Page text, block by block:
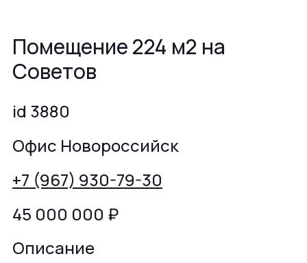
Помещение 224 м2 на
Советов
id 3880
Офис Новороссийск
+7 (967) 930-79-30
45 000 000 ₽
Описание